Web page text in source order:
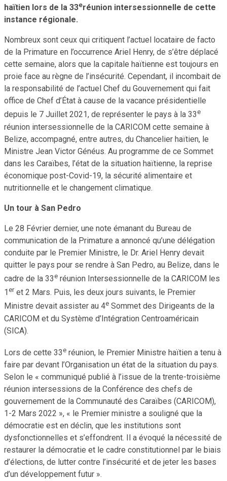
haïtien lors de la 33eréunion intersessionnelle de cette
instance régionale.
Nombreux sont ceux qui critiquent l’actuel locataire de facto
de la Primature en l’occurrence Ariel Henry, de s’être déplacé
cette semaine, alors que la capitale haïtienne est toujours en
proie face au règne de l’insécurité. Cependant, il incombait de
la responsabilité de l’actuel Chef du Gouvernement qui fait
office de Chef d’État à cause de la vacance présidentielle
depuis le 7 Juillet 2021, de représenter le pays à la 33e
réunion intersessionnelle de la CARICOM cette semaine à
Belize, accompagné, entre autres, du Chancelier haïtien, le
Ministre Jean Victor Généus. Au programme de ce Sommet
dans les Caraïbes, l’état de la situation haïtienne, la reprise
économique post-Covid-19, la sécurité alimentaire et
nutritionnelle et le changement climatique.
Un tour à San Pedro
Le 28 Février dernier, une note émanant du Bureau de
communication de la Primature a annoncé qu’une délégation
conduite par le Premier Ministre, le Dr. Ariel Henry devait
quitter le pays pour se rendre à San Pedro, au Belize, dans le
cadre de la 33e réunion Intersessionnelle de la CARICOM les
1 er et 2 Mars. Puis, les deux jours suivants, le Premier
Ministre devait assister au 4e Sommet des Dirigeants de la
CARICOM et du Système d’Intégration Centroaméricain
(SICA).
Lors de cette 33e réunion, le Premier Ministre haïtien a tenu à
faire par devant l’Organisation un état de la situation du pays.
Selon le « communiqué publié à l’issue de la trente-troisième
réunion intersessions de la Conférence des chefs de
gouvernement de la Communauté des Caraïbes (CARICOM),
1-2 Mars 2022 », « le Premier ministre a souligné que la
démocratie est en déclin, que les institutions sont
dysfonctionnelles et s’effondrent. Il a évoqué la nécessité de
restaurer la démocratie et le cadre constitutionnel par le biais
d’élections, de lutter contre l’insécurité et de jeter les bases
d’un développement futur ».